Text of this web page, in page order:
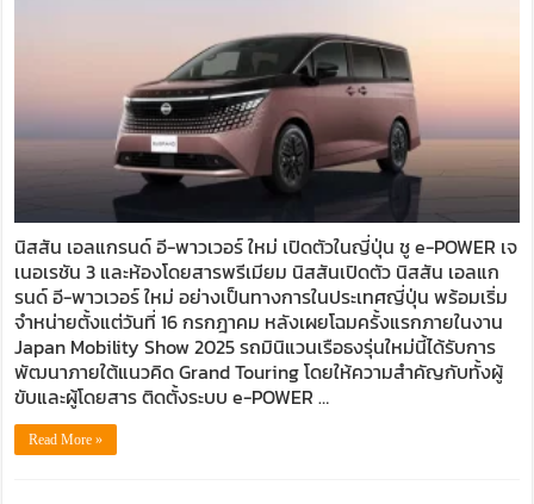
ว
เวอร์
ใหม่
เปิด
ใน
ญี่ปุ่น
ชู
e-
เนอ
เร
นิสสัน เอลแกรนด์ อี-พาวเวอร์ ใหม่ เปิดตัวในญี่ปุ่น ชู e-POWER เจ
เนอเรชัน 3 และห้องโดยสารพรีเมียม นิสสันเปิดตัว นิสสัน เอลแก
รนด์ อี-พาวเวอร์ ใหม่ อย่างเป็นทางการในประเทศญี่ปุ่น พร้อมเริ่ม
จำหน่ายตั้งแต่วันที่ 16 กรกฎาคม หลังเผยโฉมครั้งแรกภายในงาน
Japan Mobility Show 2025 รถมินิแวนเรือธงรุ่นใหม่นี้ได้รับการ
พัฒนาภายใต้แนวคิด Grand Touring โดยให้ความสำคัญกับทั้งผู้
ขับและผู้โดยสาร ติดตั้งระบบ e-POWER …
Read More »